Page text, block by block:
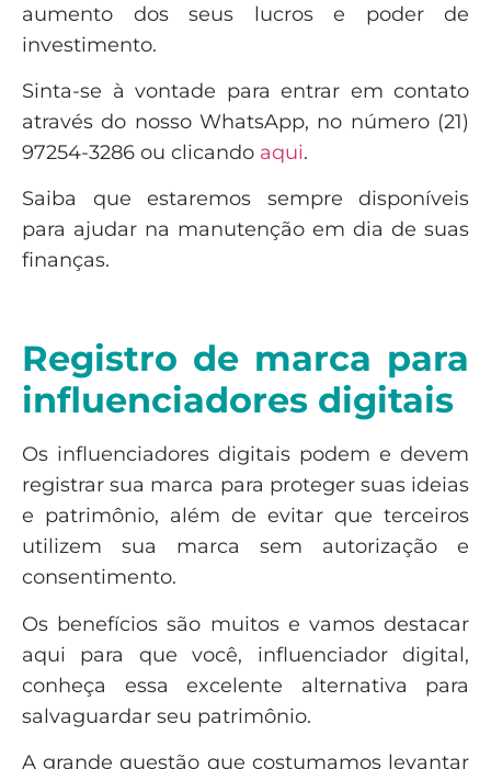
aumento dos seus lucros e poder de
investimento.
Sinta-se à vontade para entrar em contato
através do nosso WhatsApp, no número (21)
97254-3286 ou clicando aqui.
Saiba que estaremos sempre disponíveis
para ajudar na manutenção em dia de suas
finanças.
Registro de marca para
influenciadores digitais
Os influenciadores digitais podem e devem
registrar sua marca para proteger suas ideias
e patrimônio, além de evitar que terceiros
utilizem sua marca sem autorização e
consentimento.
Os benefícios são muitos e vamos destacar
aqui para que você, influenciador digital,
conheça essa excelente alternativa para
salvaguardar seu patrimônio.
A grande questão que costumamos levantar